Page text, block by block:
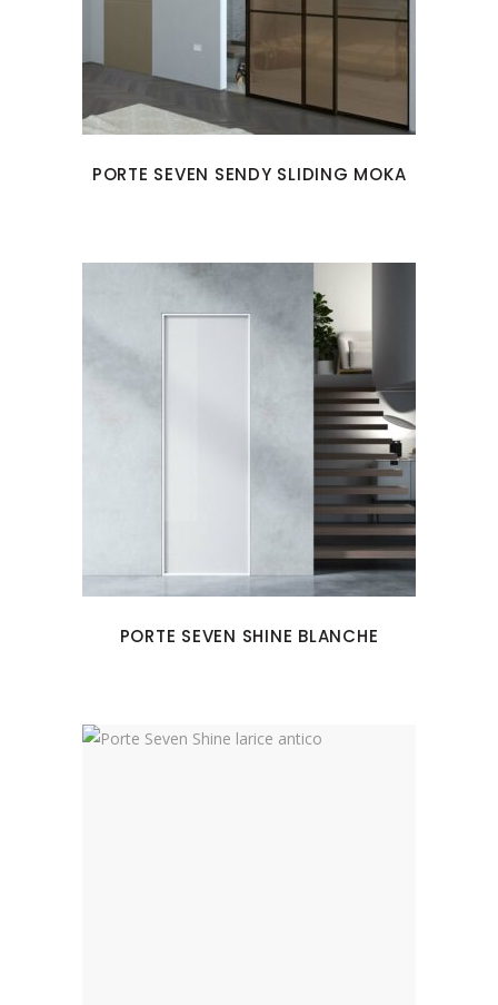
PORTE SEVEN SENDY SLIDING MOKA
PORTE SEVEN SHINE BLANCHE